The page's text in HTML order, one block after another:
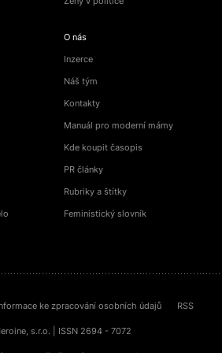
O nás
Inzerce
Náš tým
Kontakty
Manuál pro moderní mámy
Kde koupit časopis
PR články
Rubriky a štítky
Feministický slovník
ke zpracování osobních údajů RSS
s.r.o. | ISSN 2694 - 7072